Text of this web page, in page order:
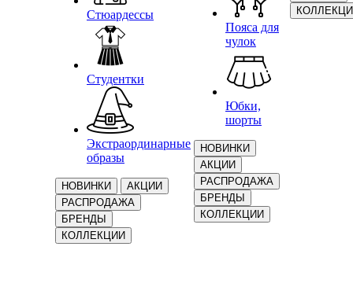
Стюардессы
Студентки
Экстраординарные
образы
НОВИНКИ
АКЦИИ
РАСПРОДАЖА
БРЕНДЫ
КОЛЛЕКЦИИ
Пояса для
чулок
Юбки,
шорты
НОВИНКИ
АКЦИИ
РАСПРОДАЖА
БРЕНДЫ
КОЛЛЕКЦИИ